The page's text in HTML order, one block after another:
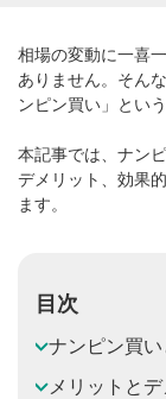
相場の変動に一喜
ありません。そん
ンピン買い」とい
本記事では、ナン
デメリット、効果
ます。
目次
ナンピン買い
メリットとデ